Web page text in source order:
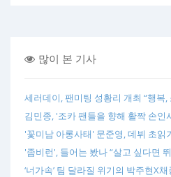
많이 본 기사
세러데이, 팬미팅 성황리 개최 “행복
김민종, '조카 팬들을 향해 활짝 손인
'꽃미남 아롱사태' 문준영, 데뷔 초읽
'좀비런', 들어는 봤나 “살고 싶다면
‘너가속’ 팀 달라질 위기의 박주현X